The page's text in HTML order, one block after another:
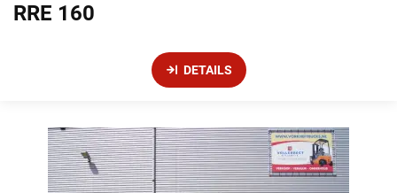
RRE 160
DETAILS